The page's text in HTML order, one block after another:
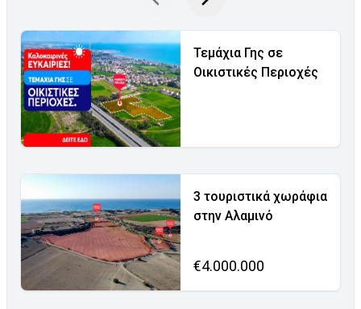
Τεμάχια Γης σε
Οικιστικές Περιοχές
3 τουριστικά χωράφια
στην Αλαμινό
€4.000.000